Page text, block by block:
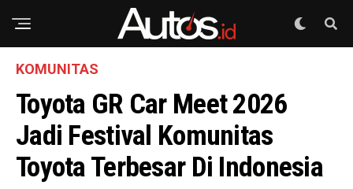
KOMUNITAS
Toyota GR Car Meet 2026
Jadi Festival Komunitas
Toyota Terbesar Di Indonesia